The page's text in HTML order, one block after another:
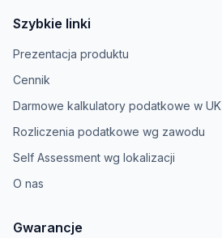
Szybkie linki
Prezentacja produktu
Cennik
Darmowe kalkulatory podatkowe w UK
Rozliczenia podatkowe wg zawodu
Self Assessment wg lokalizacji
O nas
Gwarancje